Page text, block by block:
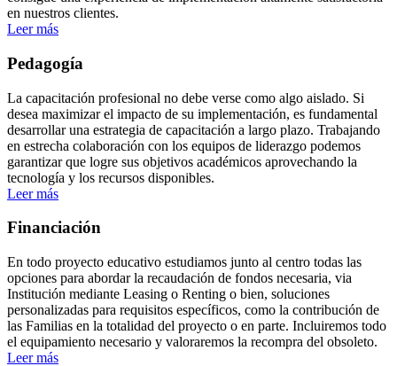
en nuestros clientes.
Leer más
Pedagogía
La capacitación profesional no debe verse como algo aislado. Si
desea maximizar el impacto de su implementación, es fundamental
desarrollar una estrategia de capacitación a largo plazo. Trabajando
en estrecha colaboración con los equipos de liderazgo podemos
garantizar que logre sus objetivos académicos aprovechando la
tecnología y los recursos disponibles.
Leer más
Financiación
En todo proyecto educativo estudiamos junto al centro todas las
opciones para abordar la recaudación de fondos necesaria, via
Institución mediante Leasing o Renting o bien, soluciones
personalizadas para requisitos específicos, como la contribución de
las Familias en la totalidad del proyecto o en parte. Incluiremos todo
el equipamiento necesario y valoraremos la recompra del obsoleto.
Leer más